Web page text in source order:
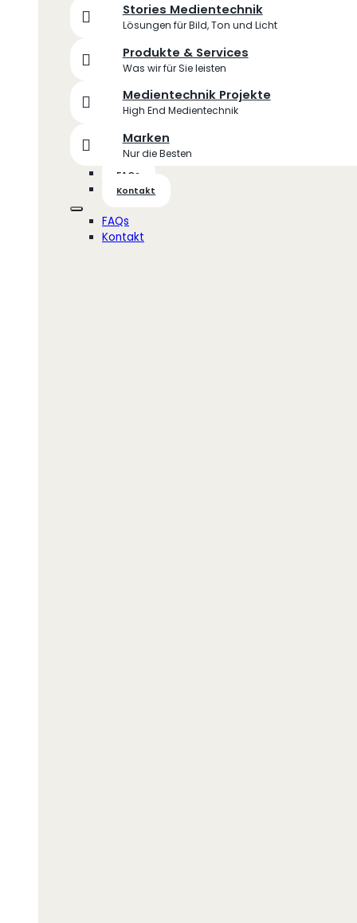
Stories Medientechnik
Lösungen für Bild, Ton und Licht
Produkte & Services
Was wir für Sie leisten
Medientechnik Projekte
High End Medientechnik
Marken
Nur die Besten
FAQs
Kontakt
FAQs
Kontakt